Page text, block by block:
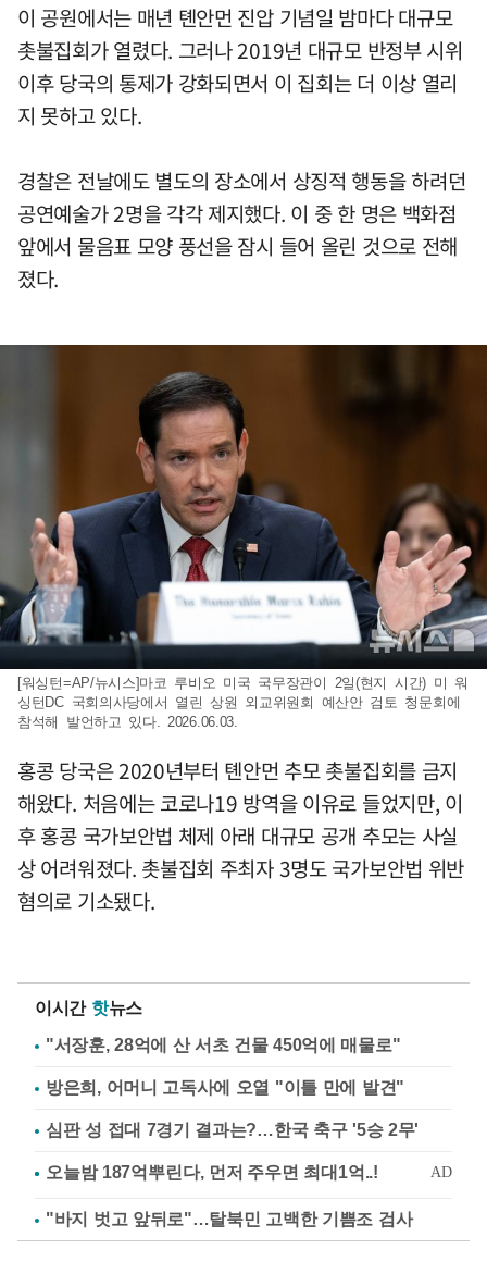
이 공원에서는 매년 톈안먼 진압 기념일 밤마다 대규모
촛불집회가 열렸다. 그러나 2019년 대규모 반정부 시위
이후 당국의 통제가 강화되면서 이 집회는 더 이상 열리
지 못하고 있다.
경찰은 전날에도 별도의 장소에서 상징적 행동을 하려던
공연예술가 2명을 각각 제지했다. 이 중 한 명은 백화점
앞에서 물음표 모양 풍선을 잠시 들어 올린 것으로 전해
졌다.
[워싱턴=AP/뉴시스]마코 루비오 미국 국무장관이 2일(현지 시간) 미 워
싱턴DC 국회의사당에서 열린 상원 외교위원회 예산안 검토 청문회에
참석해 발언하고 있다. 2026.06.03.
홍콩 당국은 2020년부터 톈안먼 추모 촛불집회를 금지
해왔다. 처음에는 코로나19 방역을 이유로 들었지만, 이
후 홍콩 국가보안법 체제 아래 대규모 공개 추모는 사실
상 어려워졌다. 촛불집회 주최자 3명도 국가보안법 위반
혐의로 기소됐다.
이시간 핫뉴스
"서장훈, 28억에 산 서초 건물 450억에 매물로"
방은희, 어머니 고독사에 오열 "이틀 만에 발견"
심판 성 접대 7경기 결과는?…한국 축구 '5승 2무'
"바지 벗고 앞뒤로"…탈북민 고백한 기쁨조 검사